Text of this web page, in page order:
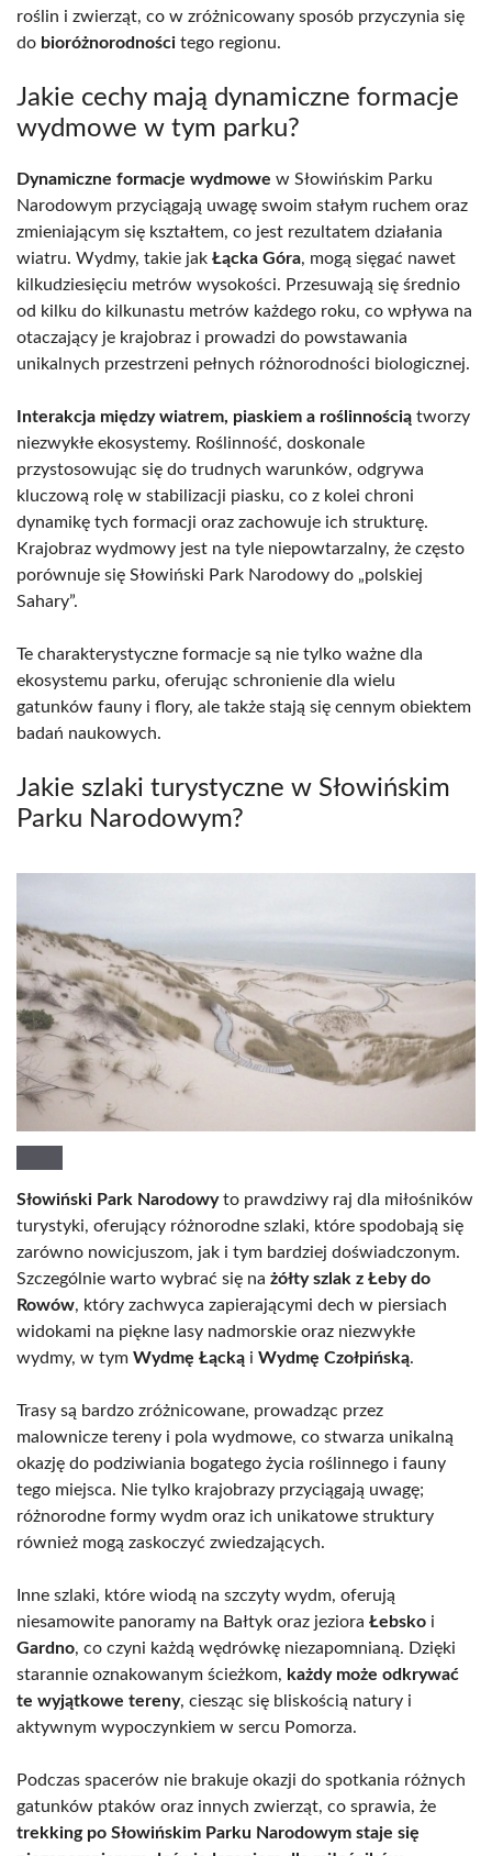
roślin i zwierząt, co w zróżnicowany sposób przyczynia się
do bioróżnorodności tego regionu.
Jakie cechy mają dynamiczne formacje
wydmowe w tym parku?
Dynamiczne formacje wydmowe w Słowińskim Parku
Narodowym przyciągają uwagę swoim stałym ruchem oraz
zmieniającym się kształtem, co jest rezultatem działania
wiatru. Wydmy, takie jak Łącka Góra, mogą sięgać nawet
kilkudziesięciu metrów wysokości. Przesuwają się średnio
od kilku do kilkunastu metrów każdego roku, co wpływa na
otaczający je krajobraz i prowadzi do powstawania
unikalnych przestrzeni pełnych różnorodności biologicznej.
Interakcja między wiatrem, piaskiem a roślinnością tworzy
niezwykłe ekosystemy. Roślinność, doskonale
przystosowując się do trudnych warunków, odgrywa
kluczową rolę w stabilizacji piasku, co z kolei chroni
dynamikę tych formacji oraz zachowuje ich strukturę.
Krajobraz wydmowy jest na tyle niepowtarzalny, że często
porównuje się Słowiński Park Narodowy do „polskiej
Sahary”.
Te charakterystyczne formacje są nie tylko ważne dla
ekosystemu parku, oferując schronienie dla wielu
gatunków fauny i flory, ale także stają się cennym obiektem
badań naukowych.
Jakie szlaki turystyczne w Słowińskim
Parku Narodowym?
Słowiński Park Narodowyto prawdziwy raj dla miłośników
turystyki, oferujący różnorodne szlaki, które spodobają się
zarówno nowicjuszom, jak i tym bardziej doświadczonym.
Szczególnie warto wybrać się na żółty szlak z Łeby do
Rowów, który zachwyca zapierającymi dech w piersiach
widokami na piękne lasy nadmorskie oraz niezwykłe
wydmy, w tym Wydmę Łącką i Wydmę Czołpińską.
Trasy są bardzo zróżnicowane, prowadząc przez
malownicze tereny i pola wydmowe, co stwarza unikalną
okazję do podziwiania bogatego życia roślinnego i fauny
tego miejsca. Nie tylko krajobrazy przyciągają uwagę;
różnorodne formy wydm oraz ich unikatowe struktury
również mogą zaskoczyć zwiedzających.
Inne szlaki, które wiodą na szczyty wydm, oferują
niesamowite panoramy na Bałtyk oraz jeziora Łebsko i
Gardno, co czyni każdą wędrówkę niezapomnianą. Dzięki
starannie oznakowanym ścieżkom, każdy może odkrywać
te wyjątkowe tereny, ciesząc się bliskością natury i
aktywnym wypoczynkiem w sercu Pomorza.
Podczas spacerów nie brakuje okazji do spotkania różnych
gatunków ptaków oraz innych zwierząt, co sprawia, że
trekking po Słowińskim Parku Narodowym staje się